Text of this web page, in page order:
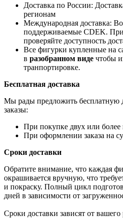
Доставка по России:
регионам
Международная доставка:
поддерживаемые CDEK.
проверяйте доступность
Все фигурки купленные на
в разобранном виде чтобы
транпортировке.
Бесплатная доставка
Мы рады предложить бесплатную
заказы:
При покупке двух или
При оформлении заказа на
Сроки доставки
Обратите внимание, что каждая
окрашивается вручную, что
и покраску. Полный цикл
дней в зависимости от
Сроки доставки зависят от